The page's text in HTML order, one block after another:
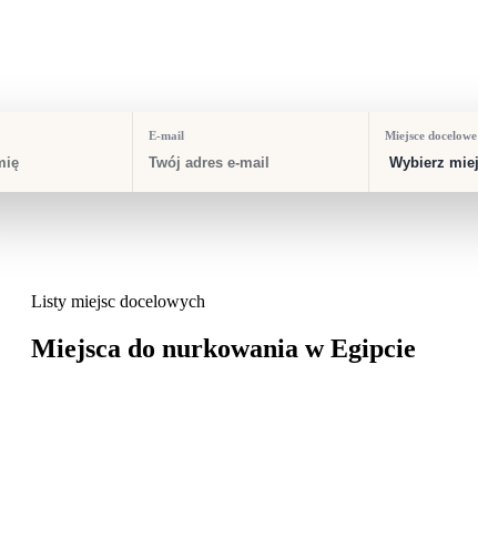
E-mail Miejsce docelowe
Listy miejsc docelowych
Miejsca do nurkowania w Egipcie